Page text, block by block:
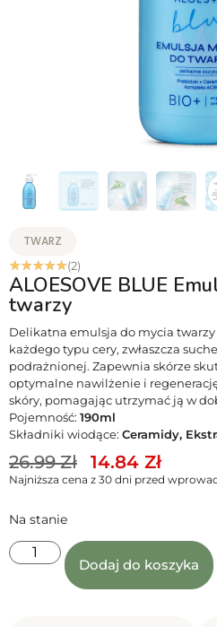
TWARZ
☆☆☆☆☆(2)
ALOESOVE BLUE
twarzy
Delikatna emulsja do mycia
każdego typu cery, zwłaszcza
podrażnionej. Zapewnia skórze
optymalne nawilżenie i
skóry, pomagając utrzymać ją w
Pojemność: 190ml
Składniki wiodące: Ceramidy,
26.99Zł 14.84 Zł
Najniższa cena z 30 dni przed
Na stanie
Dodaj do koszyka